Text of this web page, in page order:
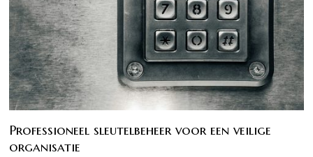
Professioneel sleutelbeheer voor een veilige
organisatie